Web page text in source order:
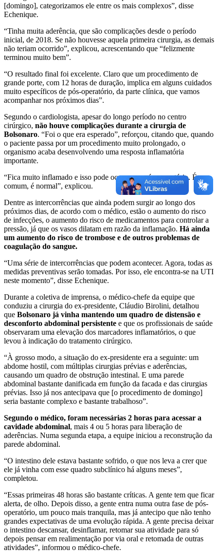
[domingo], categorizamos ele entre os mais complexos”, disse
Echenique.
“Tinha muita aderência, que são complicações desde o período
inicial, de 2018. Se não houvesse aquela primeira cirurgia, as demais
não teriam ocorrido”, explicou, acrescentando que “felizmente
terminou muito bem”.
“O resultado final foi excelente. Claro que um procedimento de
grande porte, com 12 horas de duração, implica em alguns cuidados
muito específicos de pós-operatório, da parte clínica, que vamos
acompanhar nos próximos dias”.
Segundo o cardiologista, apesar do longo período no centro
cirúrgico, não houve complicações durante a cirurgia de
Bolsonaro. “Foi o que era esperado”, reforçou, citando que, quando
o paciente passa por um procedimento muito prolongado, o
organismo acaba desenvolvendo uma resposta inflamatória
importante.
“Fica muito inflamado e isso pode ocorrer no pós-operatório. É
comum, é normal”, explicou.
Dentre as intercorrências que ainda podem surgir ao longo dos
próximos dias, de acordo com o médico, estão o aumento do risco
de infecções, o aumento do risco de medicamentos para controlar a
pressão, já que os vasos dilatam em razão da inflamação. Há ainda
um aumento do risco de trombose e de outros problemas de
coagulação do sangue.
“Uma série de intercorrências que podem acontecer. Agora, todas as
medidas preventivas serão tomadas. Por isso, ele encontra-se na UTI
neste momento”, disse Echenique.
Durante a coletiva de imprensa, o médico-chefe da equipe que
conduziu a cirurgia do ex-presidente, Cláudio Birolini, detalhou
que Bolsonaro já vinha mantendo um quadro de distensão e
desconforto abdominal persistente e que os profissionais de saúde
observaram uma elevação dos marcadores inflamatórios, o que
levou à indicação do tratamento cirúrgico.
“À grosso modo, a situação do ex-presidente era a seguinte: um
abdome hostil, com múltiplas cirurgias prévias e aderências,
causando um quadro de obstrução intestinal. E uma parede
abdominal bastante danificada em função da facada e das cirurgias
prévias. Isso já nos antecipava que [o procedimento de domingo]
seria bastante complexo e bastante trabalhoso”.
Segundo o médico, foram necessárias 2 horas para acessar a
cavidade abdominal, mais 4 ou 5 horas para liberação de
aderências. Numa segunda etapa, a equipe iniciou a reconstrução da
parede abdominal.
“O intestino dele estava bastante sofrido, o que nos leva a crer que
ele já vinha com esse quadro subclínico há alguns meses”,
completou.
“Essas primeiras 48 horas são bastante críticas. A gente tem que ficar
alerta, de olho. Depois disso, a gente entra numa outra fase de pós-
operatório, um pouco mais tranquila, mas já antecipo que não tenho
grandes expectativas de uma evolução rápida. A gente precisa deixar
o intestino descansar, desinflamar, retomar sua atividade para só
depois pensar em realimentação por via oral e retomada de outras
atividades”, informou o médico-chefe.